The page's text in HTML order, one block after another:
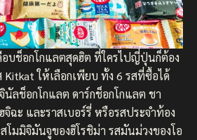
อบช็อกโกแลตสุดฮิต ที่ใครไปญี่ปุ่นก็ต้อง
ให้เลือกเพียบ ทั้ง 6 รสที่ซื้อได้
นัลช็อกโกแลต ดาร์กช็อกโกแลต ชา
จิฉะ และราสเบอร์รี่ หรือรสประจำท้อง
มมิจิมันจูของฮิโรชิม่า รสมันม่วงของโอ